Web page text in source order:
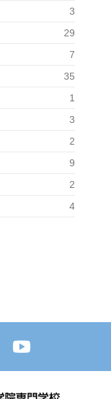
3
29
7
35
1
3
2
9
2
4